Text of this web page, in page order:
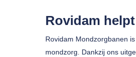
Rovidam
Rovidam Mondzorgbanen
mondzorg. Dankzij ons